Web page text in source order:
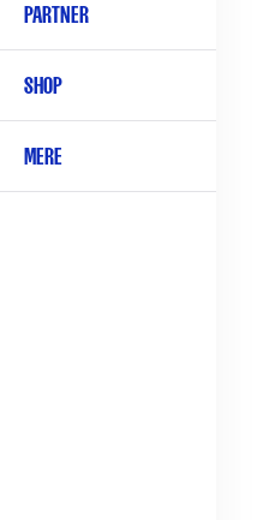
PARTNER
SHOP
MERE